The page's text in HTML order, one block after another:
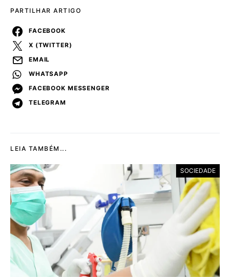
PARTILHAR ARTIGO
FACEBOOK
X (TWITTER)
EMAIL
WHATSAPP
FACEBOOK MESSENGER
TELEGRAM
LEIA TAMBÉM...
SOCIEDADE